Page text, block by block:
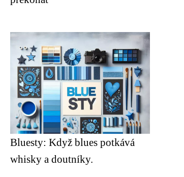
Bluesty: Když blues potkává
whisky a doutníky.